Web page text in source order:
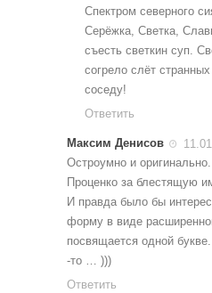
Спектром северного
Серёжка, Светка,
съесть светкин суп.
согрело слёт
соседу!
Ответить
Максим Денисов
Остроумно и
Проценко за блестящую
И правда было бы
форму в виде
посвящается одной
-то … )))
Ответить